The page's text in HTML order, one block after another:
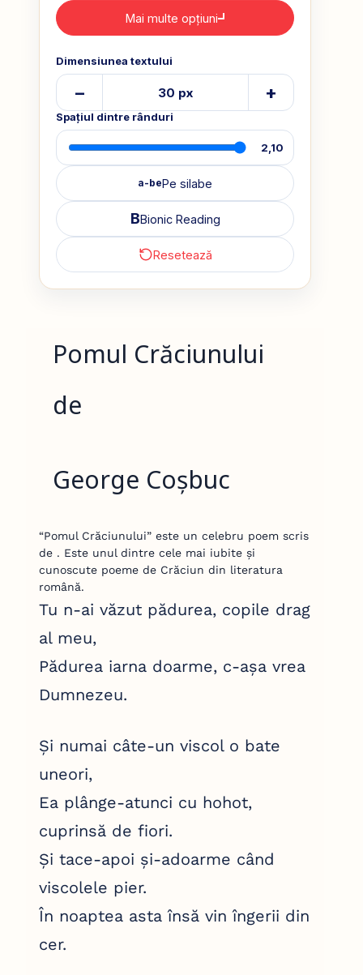
Mai multe opțiuni
Dimensiunea textului
– 30 px +
Spațiul dintre rânduri
2,10
a-bePe silabe
BBionic Reading
Resetează
Pomul Crăciunului
de
George Coșbuc
“Pomul Crăciunului” este un celebru poem scris
de . Este unul dintre cele mai iubite și
cunoscute poeme de Crăciun din literatura
română.
Tu n-ai văzut pădurea, copile drag
al meu,
Pădurea iarna doarme, c-așa vrea
Dumnezeu.
Și numai câte-un viscol o bate
uneori,
Ea plânge-atunci cu hohot,
cuprinsă de fiori.
Și tace-apoi și-adoarme când
viscolele pier.
În noaptea asta însă vin îngerii din
cer.